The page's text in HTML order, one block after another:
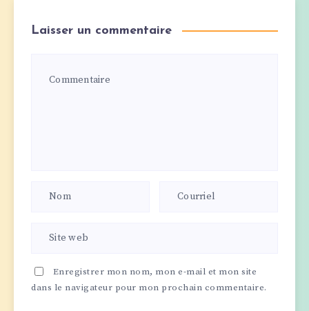
Laisser un commentaire
Enregistrer mon nom, mon e-mail et mon site
dans le navigateur pour mon prochain commentaire.